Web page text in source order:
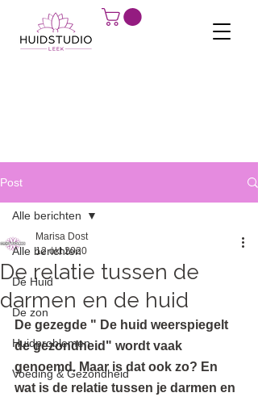
Post
Alle berichten
De Huid
De zon
Huidproblemen
Voeding & Gezondheid
Alle berichten
De relatie tussen de
darmen en de huid
Marisa Dost
12 okt 2020
De gezegde " De huid weerspiegelt
de gezondheid" wordt vaak
genoemd. Maar is dat ook zo? En
wat is de relatie tussen je darmen en